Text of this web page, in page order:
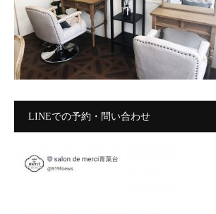
LINEでの予約・問い合わせ